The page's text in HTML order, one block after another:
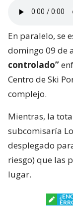
En paralelo, se
domingo 09 de
controlado”
Centro de Ski
complejo.
Mientras, la
subcomisaría
desplegado
riesgo) que las
lugar.